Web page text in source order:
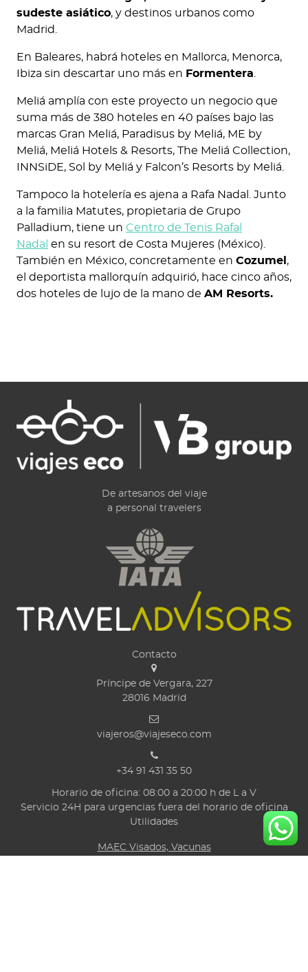
sudeste asiático, y destinos urbanos como
Madrid.
En Baleares, habrá hoteles en Mallorca, Menorca,
Ibiza sin descartar uno más en Formentera
Meliá amplía con este proyecto un negocio que
suma más de 380 hoteles en 40 países bajo las
marcas Gran Meliá, Paradisus by Meliá, ME by
Meliá, Meliá Hotels & Resorts, The Meliá Collection,
INNSiDE, Sol by Meliá y Falcon’s Resorts by Meliá.
Tampoco la hotelería es ajena a Rafa Nadal. Junto
a la familia Matutes, propietaria de Grupo
Palladium, tiene un Centro de Tenis Rafal
Nadal en su resort de Costa Mujeres (México).
También en México, concretamente en Cozumel ,
el deportista mallorquín adquirió, hace cinco años,
dos hoteles de lujo de la mano de AM Resorts.
De artesanos del viaje
a personal travelers
Contacto
Príncipe de Vergara, 227
28016 Madrid
viajeros@viajeseco.com
+34 91 431 35 50
Horario de oficina: 08:00 a 20:00 h de L a V
Servicio 24H para urgencias fuera del horario de oficina
Utilidades
MAEC Visados, Vacunas